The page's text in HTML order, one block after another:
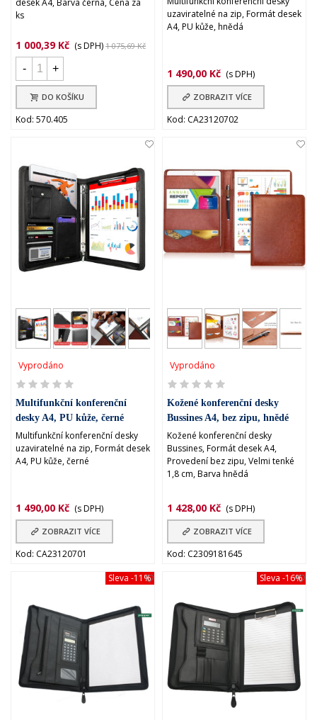
desek A4, Barva černá, Cena za
ks
1 000,39 Kč (s DPH) 1 075,69 Kč
- +
DO KOŠÍKU
Kod: 570.405
uzaviratelné na zip, Formát desek
A4, PU kůže, hnědá
1 490,00 Kč (s DPH)
ZOBRAZIT VÍCE
Kod: CA23120702
Vyprodáno
Multifunkční konferenční
desky A4, PU kůže, černé
Multifunkční konferenční desky
uzaviratelné na zip, Formát desek
A4, PU kůže, černé
1 490,00 Kč (s DPH)
ZOBRAZIT VÍCE
Kod: CA23120701
Vyprodáno
Kožené konferenční desky
Bussines A4, bez zipu, hnědé
Kožené konferenční desky
Bussines, Formát desek A4,
Provedení bez zipu, Velmi tenké
1,8 cm, Barva hnědá
1 428,00 Kč (s DPH)
ZOBRAZIT VÍCE
Kod: C2309181645
Sleva -11% Sleva -16%